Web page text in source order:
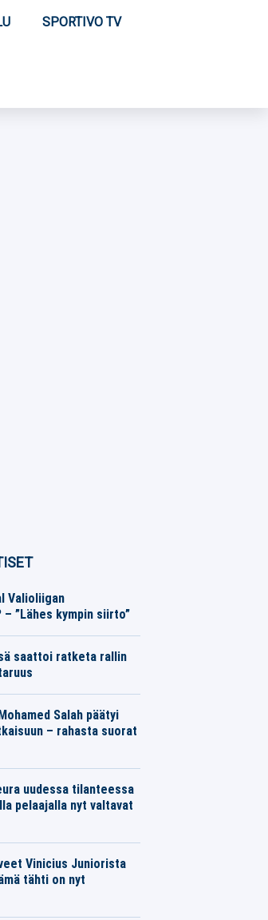
SPORTIVO TV
Valioliigan
”Lähes kympin siirto”
saattoi ratketa rallin
Salah päätyi
– rahasta suorat
uudessa tilanteessa
pelaajalla nyt valtavat
Vinicius Juniorista
tähti on nyt